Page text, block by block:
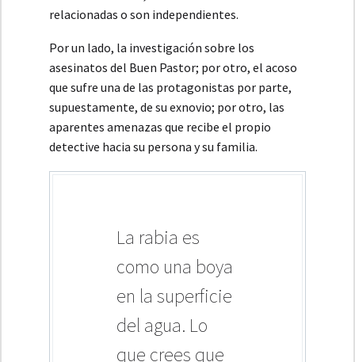
relacionadas o son independientes.
Por un lado, la investigación sobre los
asesinatos del Buen Pastor; por otro, el acoso
que sufre una de las protagonistas por parte,
supuestamente, de su exnovio; por otro, las
aparentes amenazas que recibe el propio
detective hacia su persona y su familia.
La rabia es
como una boya
en la superficie
del agua. Lo
que crees que